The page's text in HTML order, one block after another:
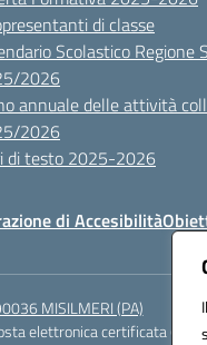
di classe
Scolastico Regione
2026
annuale delle attività
2026
di testo 2025-2026
di Accesibilità
MISILMERI (PA)
elettronica certificata